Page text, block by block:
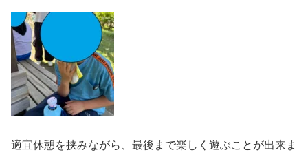
適宜休憩を挟みながら、最後まで楽しく遊ぶことが出来ま